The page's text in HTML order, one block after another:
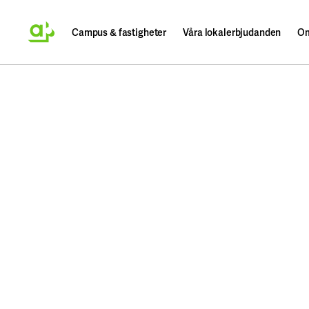
Campus & fastigheter Våra lokalerbjudanden